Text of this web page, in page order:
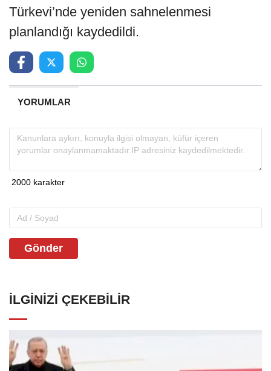
Türkevi’nde yeniden sahnelenmesi
planlandığı kaydedildi.
YORUMLAR
Gönder
İLGINIZI ÇEKEBILIR